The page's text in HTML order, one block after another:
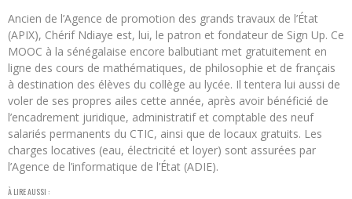
Ancien de l’Agence de promotion des grands travaux de l’État
(APIX), Chérif Ndiaye est, lui, le patron et fondateur de Sign Up. Ce
MOOC à la sénégalaise encore balbutiant met gratuitement en
ligne des cours de mathématiques, de philosophie et de français
à destination des élèves du collège au lycée. Il tentera lui aussi de
voler de ses propres ailes cette année, après avoir bénéficié de
l’encadrement juridique, administratif et comptable des neuf
salariés permanents du CTIC, ainsi que de locaux gratuits. Les
charges locatives (eau, électricité et loyer) sont assurées par
l’Agence de l’informatique de l’État (ADIE).
À LIRE AUSSI :